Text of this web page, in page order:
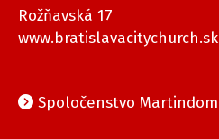
Rožňavská 17
www.bratislavacitychurch.sk
Spoločenstvo Martindom